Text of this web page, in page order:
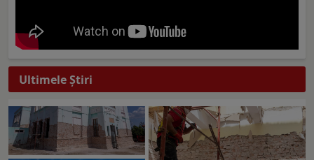
Ultimele Ştiri